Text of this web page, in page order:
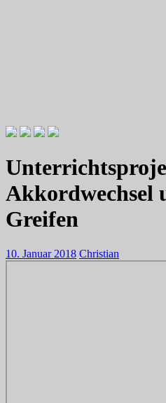
Willkommen zu
To Plays
Akkordwechsel
Greifen
10. Januar 2018 Christian